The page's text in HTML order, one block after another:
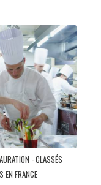
- CLASSÉS
EN FRANCE